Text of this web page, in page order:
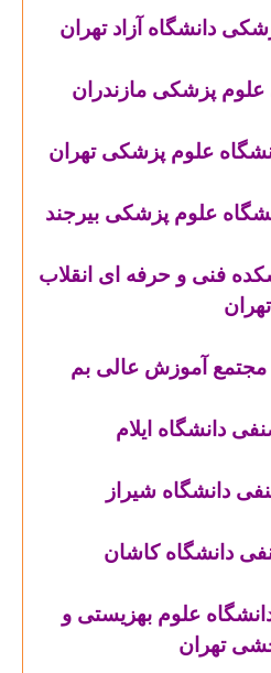
فنی و حرفه ای انقلاب
تهران
علوم بهزیستی و
تهران